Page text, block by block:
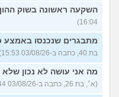
השקעה ראשונה בשוק ההון
16:04)
מתבגרים שנכנסו באמצע
בת 40, כתבה ב-03/08/26 15:53)
מה אני עושה לא נכון
(א׳, בת 26, כתבה ב-03/08/26 15:44)